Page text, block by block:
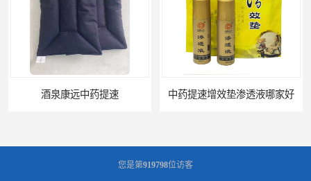
中药提速增效垫渗透液哪家好 兰州中药提速脉冲治疗仪
您是第919798位访客